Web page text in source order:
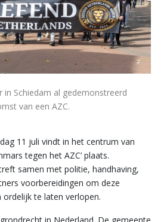
in Schiedam al gedemonstreerd
van een AZC.
11 juli vindt in het centrum van
tegen het AZC’ plaats.
samen met politie, handhaving,
voorbereidingen om deze
te laten verlopen.
in Nederland. De gemeente